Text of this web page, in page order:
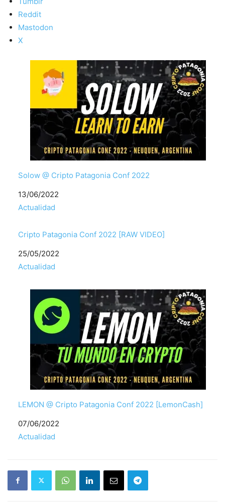
Reddit
Mastodon
X
Solow @ Cripto Patagonia Conf 2022
Fecha
13/06/2022
Respecto a
Actualidad
Cripto Patagonia Conf 2022 [RAW VIDEO]
Fecha
25/05/2022
Respecto a
Actualidad
LEMON @ Cripto Patagonia Conf 2022 [LemonCash]
Fecha
07/06/2022
Respecto a
Actualidad